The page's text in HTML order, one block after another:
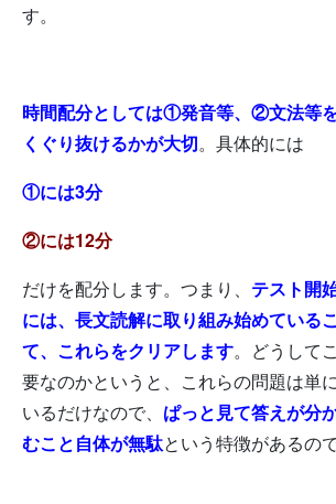
す。
時間配分としては①発音等、②文法等
くぐり抜けるかが大切。具体的には
①には3分
②には12分
だけを配分します。つまり、 テスト開
には、長文読解に取り組み始めている
て、これらをクリアします。どうして
要なのかというと、これらの問題は単
いるだけなので、 ぱっと見て答えが分
むこと自体が無駄という特徴があるので